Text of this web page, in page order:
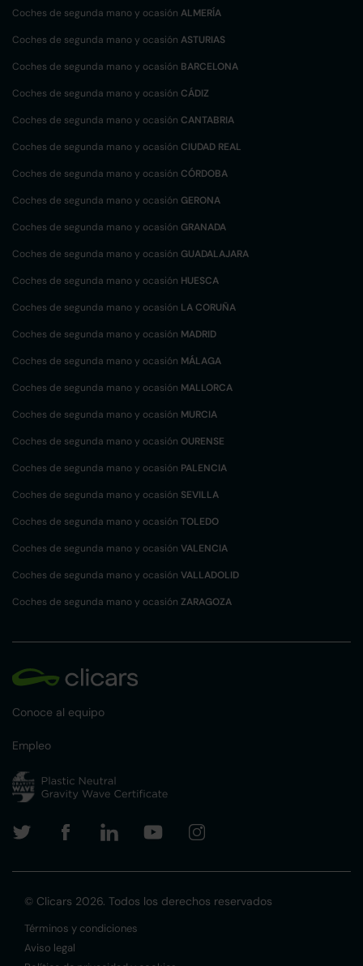
Coches de segunda mano y ocasión ALMERÍA
Coches de segunda mano y ocasión ASTURIAS
Coches de segunda mano y ocasión BARCELONA
Coches de segunda mano y ocasión CÁDIZ
Coches de segunda mano y ocasión CANTABRIA
Coches de segunda mano y ocasión CIUDAD REAL
Coches de segunda mano y ocasión CÓRDOBA
Coches de segunda mano y ocasión GERONA
Coches de segunda mano y ocasión GRANADA
Coches de segunda mano y ocasión GUADALAJARA
Coches de segunda mano y ocasión HUESCA
Coches de segunda mano y ocasión LA CORUÑA
Coches de segunda mano y ocasión MADRID
Coches de segunda mano y ocasión MÁLAGA
Coches de segunda mano y ocasión MALLORCA
Coches de segunda mano y ocasión MURCIA
Coches de segunda mano y ocasión OURENSE
Coches de segunda mano y ocasión PALENCIA
Coches de segunda mano y ocasión SEVILLA
Coches de segunda mano y ocasión TOLEDO
Coches de segunda mano y ocasión VALENCIA
Coches de segunda mano y ocasión VALLADOLID
Coches de segunda mano y ocasión ZARAGOZA
Conoce al equipo
Empleo
© Clicars 2026. Todos los derechos reservados
Términos y condiciones
Aviso legal